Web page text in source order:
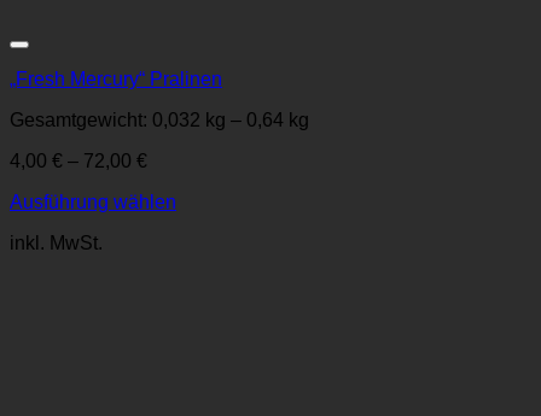
„Fresh Mercury“ Pralinen
Gesamtgewicht: 0,032 kg – 0,64 kg
4,00 € – 72,00 €
Ausführung wählen
Produkt
inkl. MwSt.